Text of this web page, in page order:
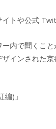
トや公式
内で聞くこと
インされた京
)」